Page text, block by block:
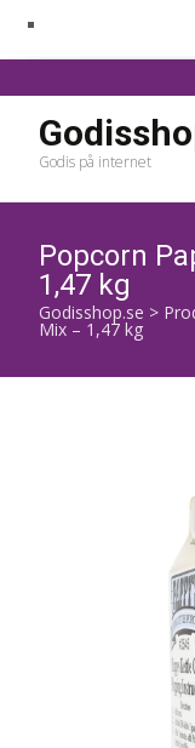
Godis på internet
Popcorn
1,47 kg
Godisshop.se >
Mix – 1,47 kg